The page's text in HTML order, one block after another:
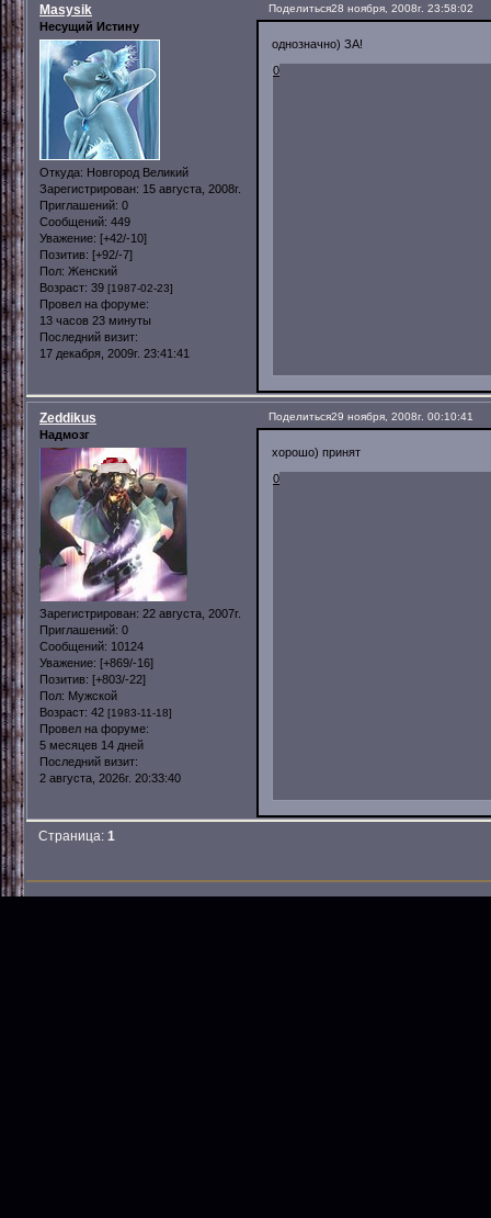
Поделиться28 ноября, 2008г. 23:58:02
Masysik
Несущий Истину
Откуда: Новгород Великий
Зарегистрирован: 15 августа, 2008г.
Приглашений: 0
Сообщений: 449
Уважение: [+42/-10]
Позитив: [+92/-7]
Пол: Женский
Возраст: 39 [1987-02-23]
Провел на форуме:
13 часов 23 минуты
Последний визит:
17 декабря, 2009г. 23:41:41
однозначно) ЗА!
0
Поделиться29 ноября, 2008г. 00:10:41
Zeddikus
Надмозг
Зарегистрирован: 22 августа, 2007г.
Приглашений: 0
Сообщений: 10124
Уважение: [+869/-16]
Позитив: [+803/-22]
Пол: Мужской
Возраст: 42 [1983-11-18]
Провел на форуме:
5 месяцев 14 дней
Последний визит:
2 августа, 2026г. 20:33:40
хорошо) принят
0
Страница:1